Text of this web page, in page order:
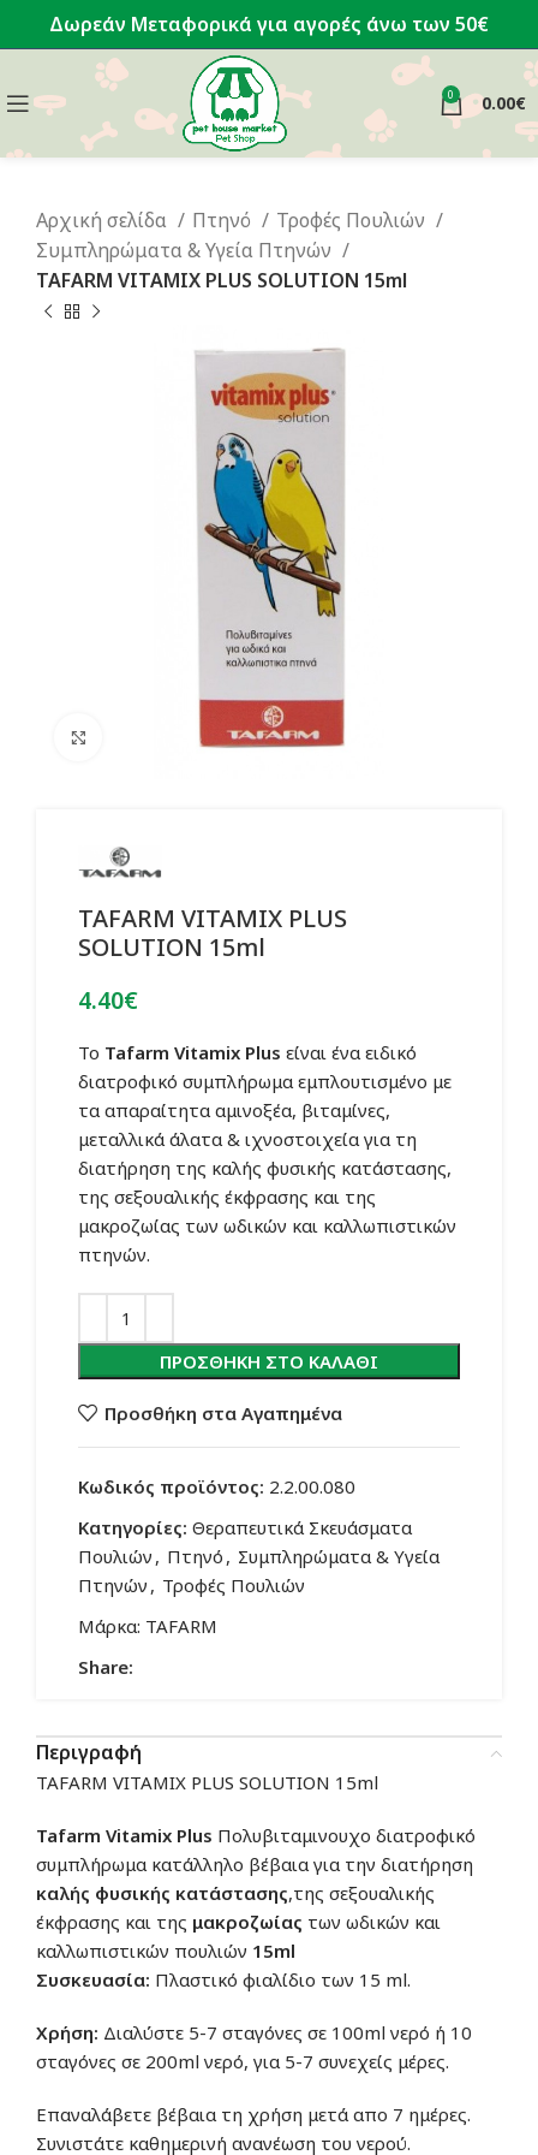
Δωρεάν Μεταφορικά για αγορές άνω των 50€
0 0.00€
Αρχική σελίδα Πτηνό
Τροφές Πουλιών
Συμπληρώματα & Υγεία Πτηνών
TAFARM VITAMIX PLUS SOLUTION 15ml
Click to enlarge
TAFARM VITAMIX PLUS
SOLUTION 15ml
4.40€
Το Tafarm Vitamix Plus είναι ένα ειδικό
διατροφικό συμπλήρωμα εμπλουτισμένο με
τα απαραίτητα αμινοξέα, βιταμίνες,
μεταλλικά άλατα & ιχνοστοιχεία για τη
διατήρηση της καλής φυσικής κατάστασης,
της σεξουαλικής έκφρασης και της
μακροζωίας των ωδικών και καλλωπιστικών
πτηνών.
ΠΡΟΣΘΉΚΗ ΣΤΟ ΚΑΛΆΘΙ
Προσθήκη στα Αγαπημένα
Κωδικός προϊόντος: 2.2.00.080
Κατηγορίες: Θεραπευτικά Σκευάσματα
Πουλιών , Πτηνό , Συμπληρώματα & Υγεία
Πτηνών , Τροφές Πουλιών
Μάρκα: TAFARM
Share:
Περιγραφή
TAFARM VITAMIX PLUS SOLUTION 15ml
Tafarm Vitamix Plus Πολυβιταμινουχο διατροφικό
συμπλήρωμα κατάλληλο βέβαια για την διατήρηση
καλής φυσικής κατάστασης,της σεξουαλικής
έκφρασης και της μακροζωίας των ωδικών και
καλλωπιστικών πουλιών 15ml
Συσκευασία: Πλαστικό φιαλίδιο των 15 ml.
Χρήση: Διαλύστε 5-7 σταγόνες σε 100ml νερό ή 10
σταγόνες σε 200ml νερό, για 5-7 συνεχείς μέρες.
Επαναλάβετε βέβαια τη χρήση μετά απο 7 ημέρες.
Συνιστάτε καθημερινή ανανέωση του νερού.